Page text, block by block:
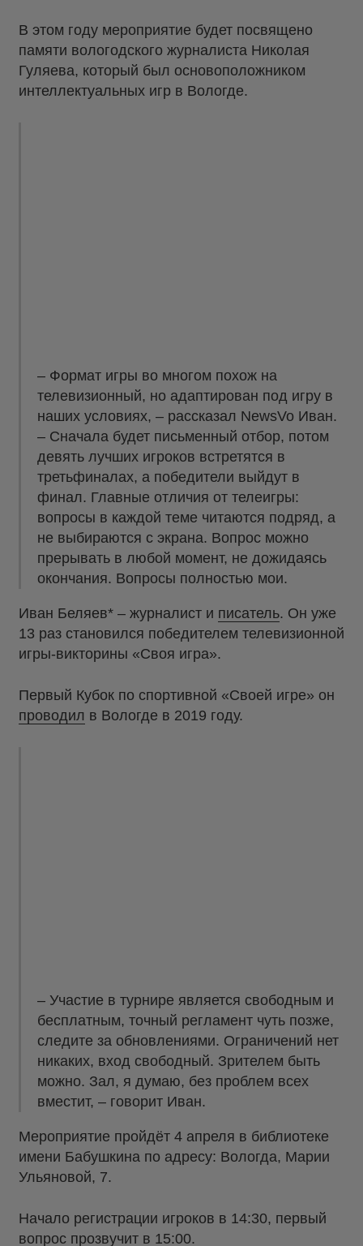
В этом году мероприятие будет посвящено
памяти вологодского журналиста Николая
Гуляева, который был основоположником
интеллектуальных игр в Вологде.
– Формат игры во многом похож на
телевизионный, но адаптирован под игру в
наших условиях, – рассказал NewsVo Иван.
– Сначала будет письменный отбор, потом
девять лучших игроков встретятся в
третьфиналах, а победители выйдут в
финал. Главные отличия от телеигры:
вопросы в каждой теме читаются подряд, а
не выбираются с экрана. Вопрос можно
прерывать в любой момент, не дожидаясь
окончания. Вопросы полностью мои.
Иван Беляев* – журналист и писатель. Он уже
13 раз становился победителем телевизионной
игры-викторины «Своя игра».
Первый Кубок по спортивной «Своей игре» он
проводил в Вологде в 2019 году.
– Участие в турнире является свободным и
бесплатным, точный регламент чуть позже,
следите за обновлениями. Ограничений нет
никаких, вход свободный. Зрителем быть
можно. Зал, я думаю, без проблем всех
вместит, – говорит Иван.
Мероприятие пройдёт 4 апреля в библиотеке
имени Бабушкина по адресу: Вологда, Марии
Ульяновой, 7.
Начало регистрации игроков в 14:30, первый
вопрос прозвучит в 15:00.